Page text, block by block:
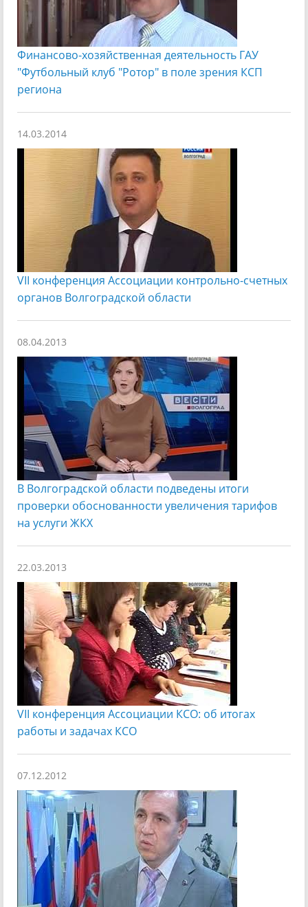
Финансово-хозяйственная деятельность ГАУ
"Футбольный клуб "Ротор" в поле зрения КСП
региона
14.03.2014
VII конференция Ассоциации контрольно-счетных
органов Волгоградской области
08.04.2013
В Волгоградской области подведены итоги
проверки обоснованности увеличения тарифов
на услуги ЖКХ
22.03.2013
VII конференция Ассоциации КСО: об итогах
работы и задачах КСО
07.12.2012